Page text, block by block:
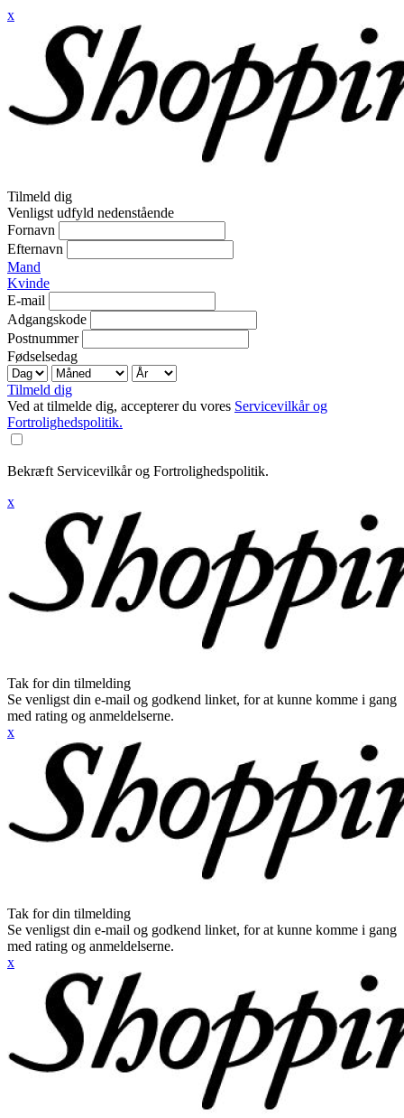
x
Tilmeld dig
Venligst udfyld nedenstående
Fornavn
Efternavn
Mand
Kvinde
E-mail
Adgangskode
Postnummer
Fødselsedag
Tilmeld dig
Ved at tilmelde dig, accepterer du vores Servicevilkår og
Fortrolighedspolitik.
Bekræft Servicevilkår og Fortrolighedspolitik.
x
Tak for din tilmelding
Se venligst din e-mail og godkend linket, for at kunne komme i gang
med rating og anmeldelserne.
x
Tak for din tilmelding
Se venligst din e-mail og godkend linket, for at kunne komme i gang
med rating og anmeldelserne.
x